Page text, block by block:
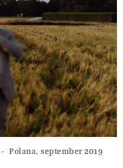
Polana, september 2019